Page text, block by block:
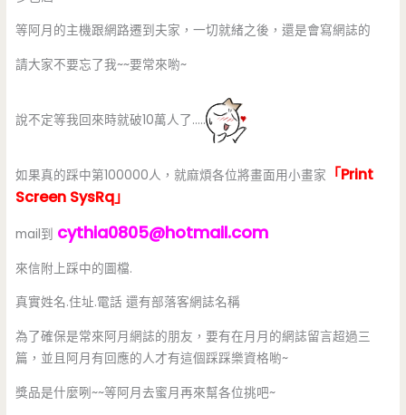
等阿月的主機跟網路遷到夫家，一切就緒之後，還是會寫網誌的
請大家不要忘了我~~要常來喲~
說不定等我回來時就破10萬人了…..
如果真的踩中第100000人，就麻煩各位將畫面用小畫家 「Print
Screen SysRq」
mail到 cythia0805@hotmail.com
來信附上踩中的圖檔.
真實姓名.住址.電話 還有部落客網誌名稱
為了確保是常來阿月網誌的朋友，要有在月月的網誌留言超過三
篇，並且阿月有回應的人才有這個踩踩樂資格喲~
獎品是什麼咧~~等阿月去蜜月再來幫各位挑吧~